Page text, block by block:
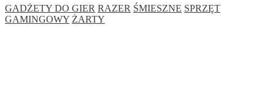
GADŻETY DO GIER RAZER ŚMIESZNE SPRZĘT
GAMINGOWY ŻARTY